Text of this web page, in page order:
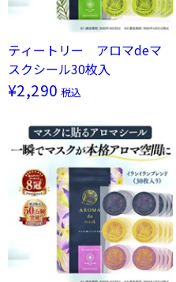
ティートリー アロマdeマ
スクシール30枚入
¥2,290 税込